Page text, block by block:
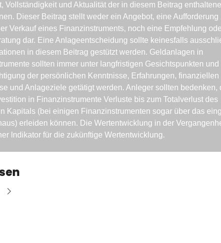
Vollständigkeit und Aktualität der in diesem Beitrag
Dieser Beitrag stellt weder ein Angebot, eine Aufforderung
Verkauf eines Finanzinstruments, noch eine Empfehlung
dar. Eine Anlageentscheidung sollte keinesfalls
in diesem Beitrag gestützt werden. Geldanlagen in
sollten immer unter langfristigen Gesichtspunkten und
der persönlichen Kenntnisse, Erfahrungen, finanziellen
und Anlageziele getätigt werden. Anleger sollten bedenken,
in Finanzinstrumente Verluste bis zum Totalverlust des
Kapitals (bei einigen Finanzinstrumenten sogar über das
erleiden können. Die Wertentwicklung in der
Indikator für die zukünftige Wertentwicklung.